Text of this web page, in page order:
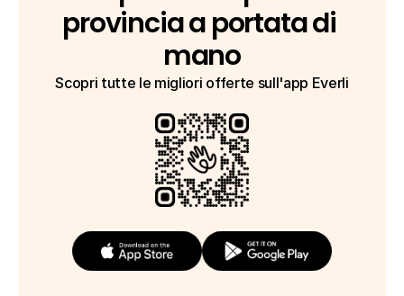
provincia a portata di
mano
Scopri tutte le migliori offerte sull'app Everli